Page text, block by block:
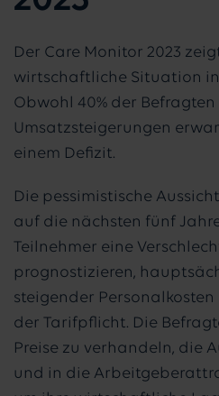
Der Care Monitor 2023
wirtschaftliche Situation
Obwohl 40% der
Umsatzsteigerungen
einem Defizit.
Die pessimistische
auf die nächsten fünf
Teilnehmer eine
prognostizieren,
steigender
der Tarifpflicht. Die
Preise zu verhandeln, die
und in die